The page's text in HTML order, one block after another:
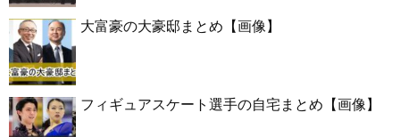
大富豪の大豪邸まとめ【画像】
フィギュアスケート選手の自宅まとめ【画像】